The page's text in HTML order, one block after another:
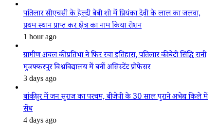
पतिलार सीएचसी के हेल्दी बेबी शो में प्रियंका देवी के लाल का जलवा,
प्रथम स्थान प्राप्त कर क्षेत्र का नाम किया रोशन
1 hour ago
ग्रामीण अंचल की प्रतिभा ने फिर रचा इतिहास, पतिलार की बेटी सिद्धि रानी
मुजफ्फरपुर विश्वविद्यालय में बनीं असिस्टेंट प्रोफेसर
3 days ago
बांकीपुर में जन सुराज का परचम, बीजेपी के 30 साल पुराने अभेद्य किले में
सेंध
4 days ago